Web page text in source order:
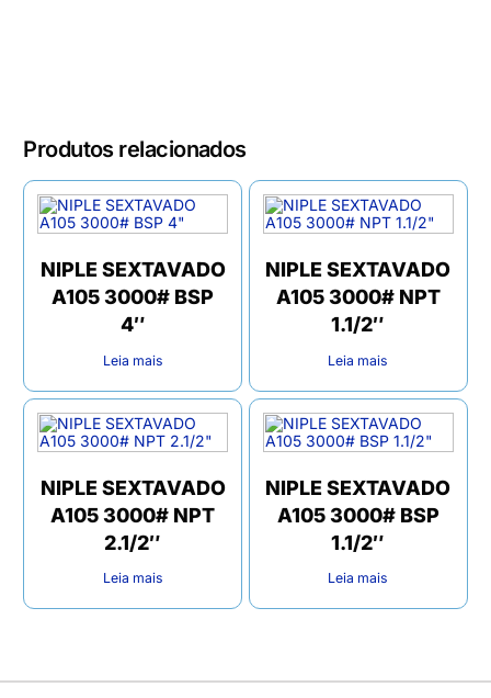
Produtos relacionados
NIPLE SEXTAVADO
A105 3000# BSP
4″
Leia mais
NIPLE SEXTAVADO
A105 3000# NPT
1.1/2″
Leia mais
NIPLE SEXTAVADO
A105 3000# NPT
2.1/2″
Leia mais
NIPLE SEXTAVADO
A105 3000# BSP
1.1/2″
Leia mais